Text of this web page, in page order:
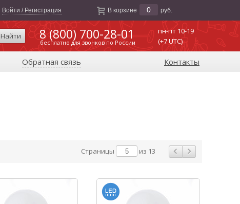
Войти / Регистрация В корзине 0 руб.
Найти 8 (800) 700-28-01
бесплатно для звонков по России
пн-пт 10-19
(+7 UTC)
Обратная связь Контакты
Страницы из 13